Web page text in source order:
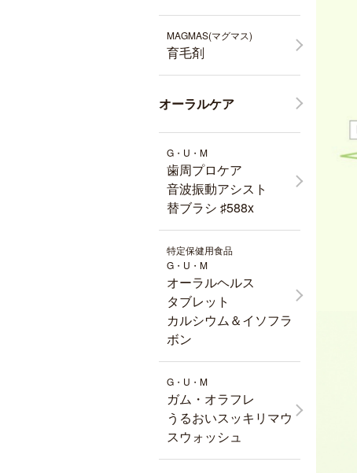
MAGMAS(マグマス)
育毛剤
オーラルケア
G・U・M
歯周プロケア
音波振動アシスト
替ブラシ ♯588x
特定保健用食品
G・U・M
オーラルヘルス
タブレット
カルシウム＆イソフラ
ボン
G・U・M
ガム・オラフレ
うるおいスッキリマウ
スウォッシュ